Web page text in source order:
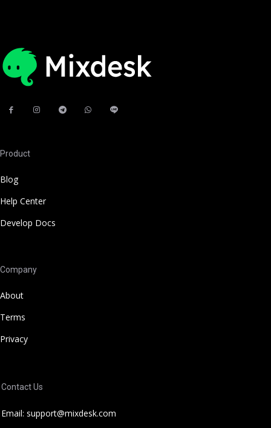
Product
Blog
Help Center
Develop Docs
Company
About
Terms
Privacy
Contact Us
Email: support@mixdesk.com